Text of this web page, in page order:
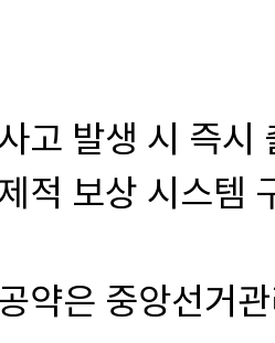
고 발생 시 즉시
적 보상 시스템
약은 중앙선거